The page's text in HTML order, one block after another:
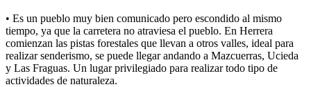
• Es un pueblo muy bien comunicado pero escondido al mismo
tiempo, ya que la carretera no atraviesa el pueblo. En Herrera
comienzan las pistas forestales que llevan a otros valles, ideal para
realizar senderismo, se puede llegar andando a Mazcuerras, Ucieda
y Las Fraguas. Un lugar privilegiado para realizar todo tipo de
actividades de naturaleza.